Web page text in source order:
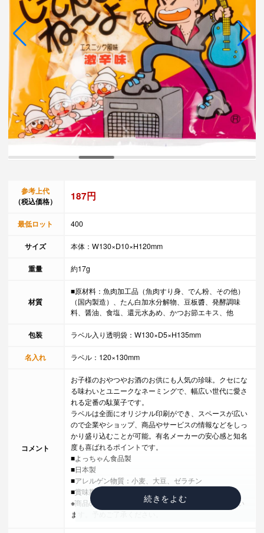
参考上代
（税込価格）
187円
最低ロット 400
サイズ 本体：W130×D10×H120mm
重量 約17g
材質
■原材料：魚肉加工品（魚肉すり身、でん粉、その他）
（国内製造）、たん白加水分解物、豆板醬、発酵調味
料、醤油、食塩、還元水あめ、かつお節エキス、他
包装 ラベル入り透明袋：W130×D5×H135mm
名入れ ラベル：120×130mm
コメント
お子様のおやつやお酒のお供にも人気の珍味。クセにな
る味わいとユニークなネーミングで、幅広い世代に愛さ
れる定番の駄菓子です。
ラベルは全面にオリジナル印刷ができ、スペースが広い
ので企業やショップ、商品やサービスの情報などをしっ
かり盛り込むことが可能。有名メーカーの安心感と知名
度も喜ばれるポイントです。
■よっちゃん食品製
■日本製
■アレルゲン物質：小麦、大豆、ゼラチン
■賞味期限：製造日より120日
※商品のパッケージデザインは変更になる場合がござい
ます。予めご了承ください。